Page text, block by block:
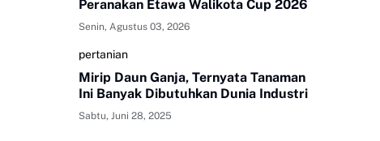
Peranakan Etawa Walikota Cup 2026
Senin, Agustus 03, 2026
pertanian
Mirip Daun Ganja, Ternyata Tanaman
Ini Banyak Dibutuhkan Dunia Industri
Sabtu, Juni 28, 2025